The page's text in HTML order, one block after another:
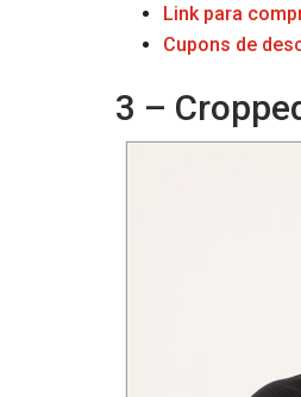
Link para
Cupons de
3 –